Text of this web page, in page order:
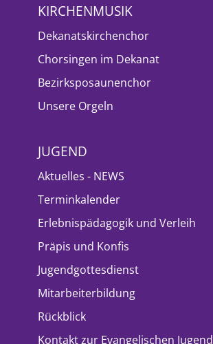
KIRCHENMUSIK
Dekanatskirchenchor
Chorsingen im Dekanat
Bezirksposaunenchor
Unsere Orgeln
JUGEND
Aktuelles - NEWS
Terminkalender
Erlebnispädagogik und Verleih
Präpis und Konfis
Jugendgottesdienst
Mitarbeiterbildung
Rückblick
Kontakt zur Evangelischen Jugend